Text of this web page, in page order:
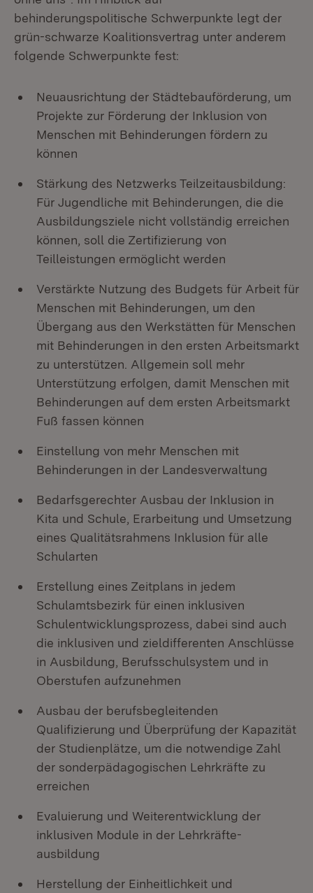
behinderungspolitische Schwerpunkte legt der
grün-schwarze Koalitionsvertrag unter anderem
folgende Schwerpunkte fest:
Neuausrichtung der Städtebauförderung, um
Projekte zur Förderung der Inklusion von
Menschen mit Behinderungen fördern zu
können
Stärkung des Netzwerks Teilzeitausbildung:
Für Jugendliche mit Behinderungen, die die
Ausbildungsziele nicht vollständig erreichen
können, soll die Zertifizierung von
Teilleistungen ermöglicht werden
Verstärkte Nutzung des Budgets für Arbeit für
Menschen mit Behinderungen, um den
Übergang aus den Werkstätten für Menschen
mit Behinderungen in den ersten Arbeitsmarkt
zu unterstützen. Allgemein soll mehr
Unterstützung erfolgen, damit Menschen mit
Behinderungen auf dem ersten Arbeitsmarkt
Fuß fassen können
Einstellung von mehr Menschen mit
Behinderungen in der Landesverwaltung
Bedarfsgerechter Ausbau der Inklusion in
Kita und Schule, Erarbeitung und Umsetzung
eines Qualitätsrahmens Inklusion für alle
Schularten
Erstellung eines Zeitplans in jedem
Schulamtsbezirk für einen inklusiven
Schulentwicklungsprozess, dabei sind auch
die inklusiven und zieldifferenten Anschlüsse
in Ausbildung, Berufsschulsystem und in
Oberstufen aufzunehmen
Ausbau der berufsbegleitenden
Qualifizierung und Überprüfung der Kapazität
der Studienplätze, um die notwendige Zahl
der sonderpädagogischen Lehrkräfte zu
erreichen
Evaluierung und Weiterentwicklung der
inklusiven Module in der Lehrkräfte-
ausbildung
Herstellung der Einheitlichkeit und